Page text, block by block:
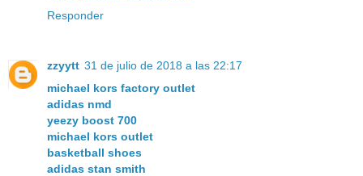
Responder
zzyytt 31 de julio de 2018 a las 22:17
michael kors factory outlet
adidas nmd
yeezy boost 700
michael kors outlet
basketball shoes
adidas stan smith